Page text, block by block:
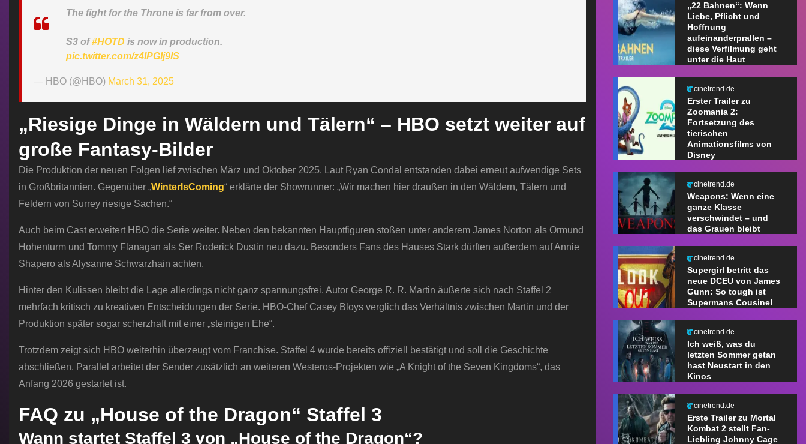
The fight for the Throne is far from over.
S3 of#HOTD is now in production.
pic.twitter.com/z4IPGIj9IS
— HBO (@HBO) March 31, 2025
„Riesige Dinge in Wäldern und Tälern“ – HBO setzt weiter auf
große Fantasy-Bilder
Die Produktion der neuen Folgen lief zwischen März und Oktober 2025. Laut Ryan Condal entstanden dabei erneut aufwendige Sets
in Großbritannien. Gegenüber „WinterIsComing“ erklärte der Showrunner: „Wir machen hier draußen in den Wäldern, Tälern und
Feldern von Surrey riesige Sachen.“
Auch beim Cast erweitert HBO die Serie weiter. Neben den bekannten Hauptfiguren stoßen unter anderem James Norton als Ormund
Hohenturm und Tommy Flanagan als Ser Roderick Dustin neu dazu. Besonders Fans des Hauses Stark dürften außerdem auf Annie
Shapero als Alysanne Schwarzhain achten.
Hinter den Kulissen bleibt die Lage allerdings nicht ganz spannungsfrei. Autor George R. R. Martin äußerte sich nach Staffel 2
mehrfach kritisch zu kreativen Entscheidungen der Serie. HBO-Chef Casey Bloys verglich das Verhältnis zwischen Martin und der
Produktion später sogar scherzhaft mit einer „steinigen Ehe“.
Trotzdem zeigt sich HBO weiterhin überzeugt vom Franchise. Staffel 4 wurde bereits offiziell bestätigt und soll die Geschichte
abschließen. Parallel arbeitet der Sender zusätzlich an weiteren Westeros-Projekten wie „A Knight of the Seven Kingdoms“, das
Anfang 2026 gestartet ist.
FAQ zu „House of the Dragon“ Staffel 3
Wann startet Staffel 3 von „House of the Dragon“?
„22 Bahnen“: Wenn
Liebe, Pflicht und
Hoffnung
aufeinanderprallen –
diese Verfilmung geht
unter die Haut
cinetrend.de
Erster Trailer zu
Zoomania 2:
Fortsetzung des
tierischen
Animationsfilms von
Disney
cinetrend.de
Weapons: Wenn eine
ganze Klasse
verschwindet – und
das Grauen bleibt
cinetrend.de
Supergirl betritt das
neue DCEU von James
Gunn: So tough ist
Supermans Cousine!
cinetrend.de
Ich weiß, was du
letzten Sommer getan
hast Neustart in den
Kinos
cinetrend.de
Erste Trailer zu Mortal
Kombat 2 stellt Fan-
Liebling Johnny Cage